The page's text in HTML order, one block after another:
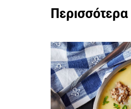
Περισσότερα